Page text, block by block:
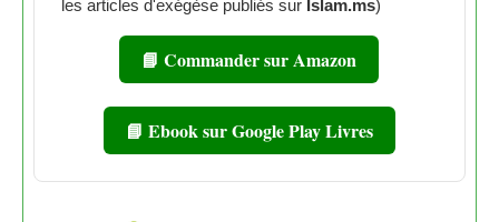
les articles d'exégèse publiés sur Islam.ms)
📘 Commander sur Amazon
📘 Ebook sur Google Play Livres